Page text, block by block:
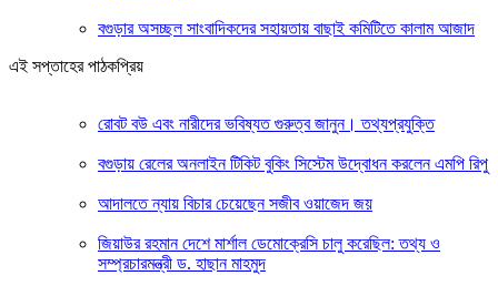
বগুড়ার অসচ্ছল সাংবাদিকদের সহায়তায় বাছাই কমিটিতে কালাম আজাদ
এই সপ্তাহের পাঠকপ্রিয়
রোবট বউ এবং নারীদের ভবিষ্যত গুরুত্ব জানুন। তথ্যপ্রযুক্তি
বগুড়ায় রেলের অনলাইন টিকিট বুকিং সিস্টেম উদ্বোধন করলেন এমপি রিপু
আদালতে ন্যায় বিচার চেয়েছেন সজীব ওয়াজেদ জয়
জিয়াউর রহমান দেশে মার্শাল ডেমোক্রেসি চালু করেছিল: তথ্য ও
সম্প্রচারমন্ত্রী ড. হাছান মাহমুদ